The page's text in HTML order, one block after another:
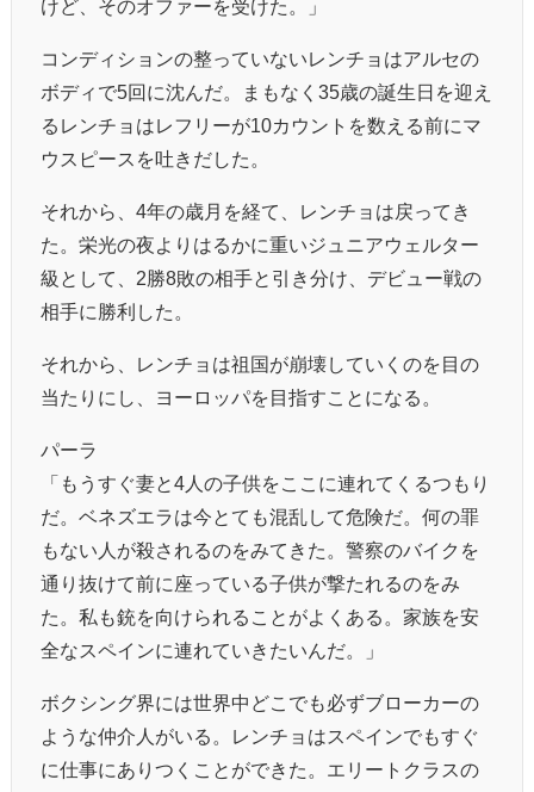
けど、そのオファーを受けた。」
コンディションの整っていないレンチョはアルセの
ボディで5回に沈んだ。まもなく35歳の誕生日を迎え
るレンチョはレフリーが10カウントを数える前にマ
ウスピースを吐きだした。
それから、4年の歳月を経て、レンチョは戻ってき
た。栄光の夜よりはるかに重いジュニアウェルター
級として、2勝8敗の相手と引き分け、デビュー戦の
相手に勝利した。
それから、レンチョは祖国が崩壊していくのを目の
当たりにし、ヨーロッパを目指すことになる。
パーラ
「もうすぐ妻と4人の子供をここに連れてくるつもり
だ。ベネズエラは今とても混乱して危険だ。何の罪
もない人が殺されるのをみてきた。警察のバイクを
通り抜けて前に座っている子供が撃たれるのをみ
た。私も銃を向けられることがよくある。家族を安
全なスペインに連れていきたいんだ。」
ボクシング界には世界中どこでも必ずブローカーの
ような仲介人がいる。レンチョはスペインでもすぐ
に仕事にありつくことができた。エリートクラスの